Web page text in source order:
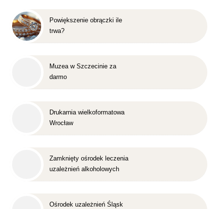
Powiększenie obrączki ile
trwa?
Muzea w Szczecinie za
darmo
Drukarnia wielkoformatowa
Wrocław
Zamknięty ośrodek leczenia
uzależnień alkoholowych
Ośrodek uzależnień Śląsk